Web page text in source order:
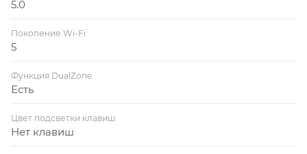
5.0
Поколение Wi-Fi
5
Функция DualZone
Есть
Цвет подсветки клавиш
Нет клавиш